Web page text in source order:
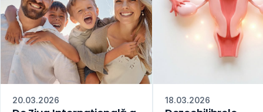
20.03.2026 18.03.2026